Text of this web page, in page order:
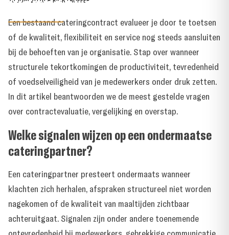
Een bestaand cateringcontract evalueer je door te toetsen
of de kwaliteit, flexibiliteit en service nog steeds aansluiten
bij de behoeften van je organisatie. Stap over wanneer
structurele tekortkomingen de productiviteit, tevredenheid
of voedselveiligheid van je medewerkers onder druk zetten.
In dit artikel beantwoorden we de meest gestelde vragen
over contractevaluatie, vergelijking en overstap.
Welke signalen wijzen op een ondermaatse
cateringpartner?
Een cateringpartner presteert ondermaats wanneer
klachten zich herhalen, afspraken structureel niet worden
nagekomen of de kwaliteit van maaltijden zichtbaar
achteruitgaat. Signalen zijn onder andere toenemende